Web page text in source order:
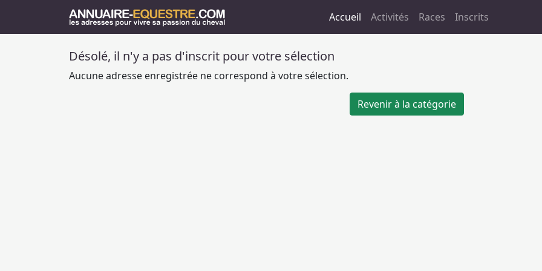
Accueil Activités Races Inscrits
Désolé, il n'y a pas d'inscrit pour votre sélection
Aucune adresse enregistrée ne correspond à votre sélection.
Revenir à la catégorie